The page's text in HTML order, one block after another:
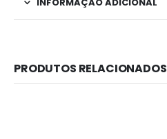
PRODUTOS RELACIONADOS